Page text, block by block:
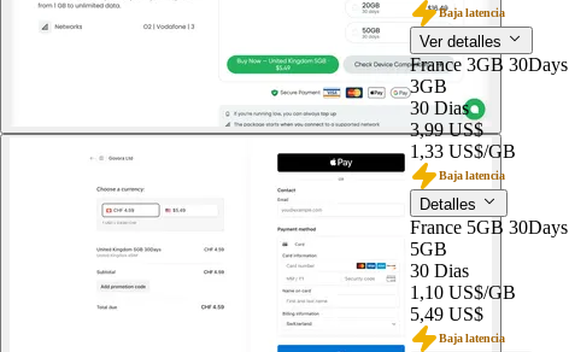
Baja latencia
Ver detalles
France 3GB 30Days
3GB
30 Dias
3,99 US$
1,33 US$/GB
Baja latencia
Detalles
France 5GB 30Days
5GB
30 Dias
1,10 US$/GB
5,49 US$
Baja latencia